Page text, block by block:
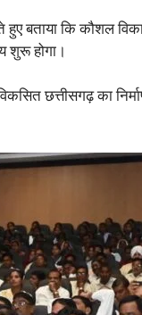
हुए बताया कि कौशल
शुरू होगा।
छत्तीसगढ़ का